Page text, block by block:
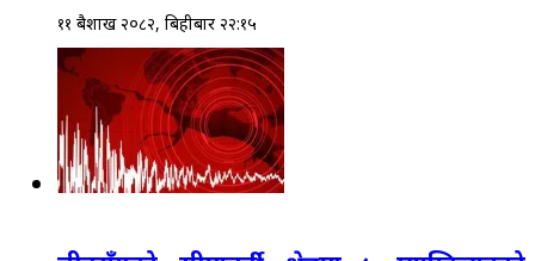
११ बैशाख २०८२, बिहीबार २२:१५